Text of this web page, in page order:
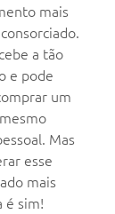
mais
a tão
e pode
um
Mas
esse
mais
é sim!